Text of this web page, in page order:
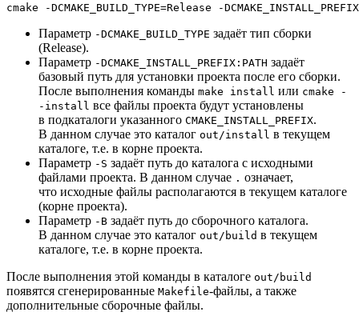
cmake -DCMAKE_BUILD_TYPE=Release -
Параметр -DCMAKE_BUILD_TYPE задаёт тип сборки
(Release).
Параметр -DCMAKE_INSTALL_PREFIX:PATH задаёт
базовый путь для установки проекта после его сборки.
После выполнения команды make install или cmake -
-install все файлы проекта будут установлены
в подкаталоги указанного CMAKE_INSTALL_PREFIX.
В данном случае это каталог out/install в текущем
каталоге, т.е. в корне проекта.
Параметр -S задаёт путь до каталога с исходными
файлами проекта. В данном случае . означает,
что исходные файлы располагаются в текущем каталоге
(корне проекта).
Параметр -B задаёт путь до сборочного каталога.
В данном случае это каталог out/build в текущем
каталоге, т.е. в корне проекта.
После выполнения этой команды в каталоге out/build
появятся сгенерированные Makefile-файлы, а также
дополнительные сборочные файлы.